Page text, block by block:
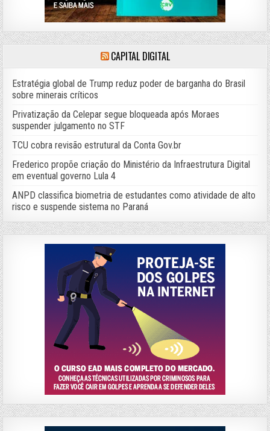
CAPITAL DIGITAL
Estratégia global de Trump reduz poder de barganha do Brasil
sobre minerais críticos
Privatização da Celepar segue bloqueada após Moraes
suspender julgamento no STF
TCU cobra revisão estrutural da Conta Gov.br
Frederico propõe criação do Ministério da Infraestrutura Digital
em eventual governo Lula 4
ANPD classifica biometria de estudantes como atividade de alto
risco e suspende sistema no Paraná